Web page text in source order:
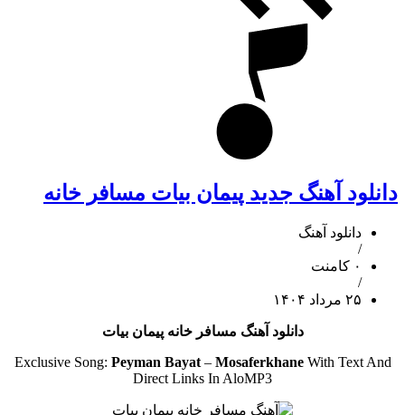
دانلود آهنگ جدید پیمان بیات مسافر خانه
دانلود آهنگ
/
۰ کامنت
/
۲۵ مرداد ۱۴۰۴
دانلود آهنگ مسافر خانه پیمان بیات
Exclusive Song: Peyman Bayat– MosaferkhaneWith Text And
Direct Links In AloMP3